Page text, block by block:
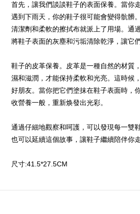
首先，讓我們談談鞋子的表面保養。當你
遇到下雨天，你的鞋子很可能會變得骯髒
清潔劑和柔軟的擦拭布就派上了用場。通
將鞋子表面的灰塵和污垢清除乾淨，讓它
鞋子的皮革保養。皮革是一種自然的材質
濕和滋潤，才能保持柔軟和光亮。這時候
好朋友。當你把它們塗抹在鞋子表面時，
收營養一般，重新焕發出光彩。
通過仔細地觀察和呵護，可以發現每一雙
也可以延續這個故事，讓鞋子繼續陪伴你
尺寸:41.5*27.5CM